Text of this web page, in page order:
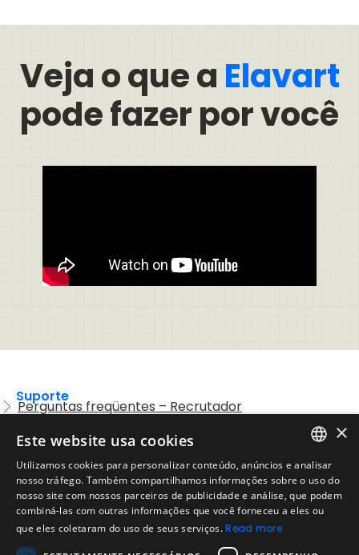
Veja o que a Elavart
pode fazer por você
Suporte
Perguntas freqüentes – Recrutador
Legal
Política de Uso Aceitável
Aviso Legal
ENGLISH
SPANISH
×
Este website usa cookies
Utilizamos cookies para personalizar conteúdo, anúncios e analisar
nosso tráfego. Também compartilhamos informações sobre o uso do
nosso site com nossos parceiros de publicidade e análise, que podem
combiná-las com outras informações que você forneceu a eles ou
que eles coletaram do uso de seus serviços.Read more